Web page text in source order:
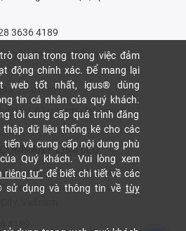
3636 4189
ký doanh nghiệp số:
20-01-2017
VÀ ÐẦU TƯ THÀNH PHỐ
LIMITED
Factory G, Street No. 17,
Zone, Tan Thuan
Vietnam
quan trọng trong việc đảm
động chính xác. Để mang lại
web tốt nhất, igus® dùng
tin cá nhân của quý khách.
tôi cung cấp quá trình đăng
dữ liệu thống kê cho các
tiến và cung cấp nội dung phù
Quý khách. Vui lòng xem
riêng tư“ để biết chi tiết về các
sử dụng và thông tin về tùy